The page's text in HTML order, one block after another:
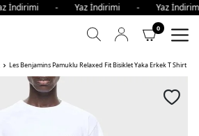
İndirimi - Yaz İndirimi - Yaz
0
Les Benjamins Pamuklu Relaxed Fit Bisiklet Yaka Erkek T Shirt